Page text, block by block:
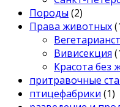
Породы (2)
Права животных
Вивисекция
Красота без
притравочные
птицефабрики (1)